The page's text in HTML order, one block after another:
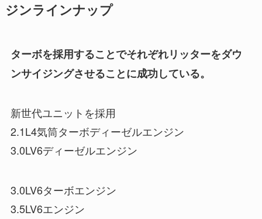
ジンラインナップ
ターボを採用することでそれぞれリッターをダウ
ンサイジングさせることに成功している。
新世代ユニットを採用
2.1L4気筒ターボディーゼルエンジン
3.0LV6ディーゼルエンジン
3.0LV6ターボエンジン
3.5LV6エンジン